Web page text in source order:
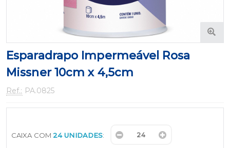
Esparadrapo Impermeável Rosa
Missner 10cm x 4,5cm
Ref.: PA.0825
CAIXA COM 24 UNIDADES: